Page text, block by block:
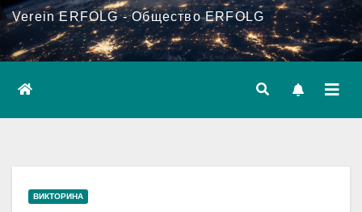
Verein ERFOLG - Общество ERFOLG
ВИКТОРИНА